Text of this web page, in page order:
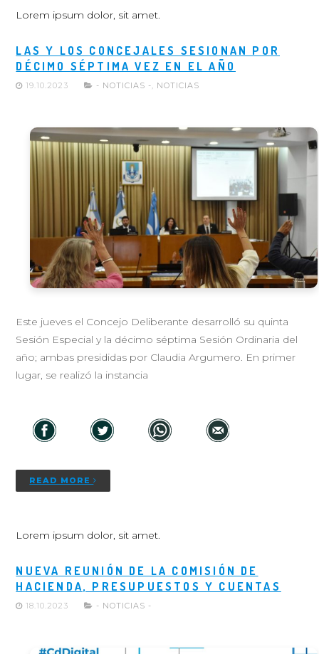
Lorem ipsum dolor, sit amet.
LAS Y LOS CONCEJALES SESIONAN POR
DÉCIMO SÉPTIMA VEZ EN EL AÑO
19.10.2023 - NOTICIAS - NOTICIAS
Este jueves el Concejo Deliberante desarrolló su quinta
Sesión Especial y la décimo séptima Sesión Ordinaria del
año; ambas presididas por Claudia Argumero. En primer
lugar, se realizó la instancia
READ MORE
Lorem ipsum dolor, sit amet.
NUEVA REUNIÓN DE LA COMISIÓN DE
HACIENDA, PRESUPUESTOS Y CUENTAS
18.10.2023 - NOTICIAS -